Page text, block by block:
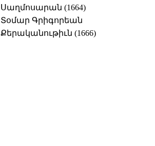
Սաղմոսարան (1664)
Տօմար Գրիգորեան
Քերականութիւն (1666)